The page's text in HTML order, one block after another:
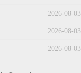
2026-08-03
2026-08-03
2026-08-03